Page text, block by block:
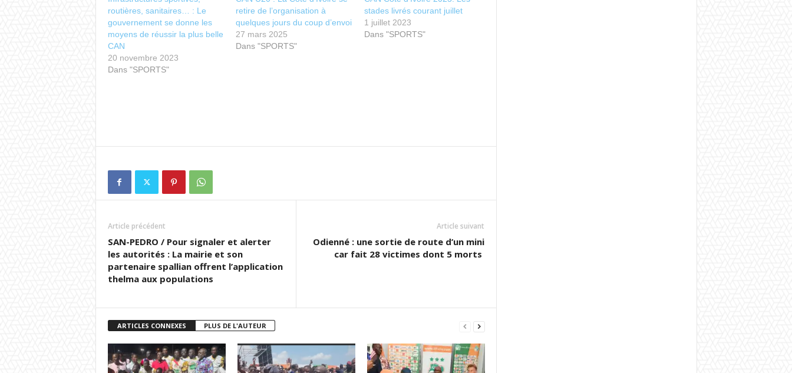
routières, sanitaires… : Le
gouvernement se donne les
moyens de réussir la plus belle
CAN
20 novembre 2023
Dans "SPORTS"
retire de l’organisation à
quelques jours du coup d’envoi
27 mars 2025
Dans "SPORTS"
stades livrés courant juillet
1 juillet 2023
Dans "SPORTS"
Article précédent
SAN-PEDRO / Pour signaler et alerter
les autorités : La mairie et son
partenaire spallian offrent l’application
thelma aux populations
Article suivant
Odienné : une sortie de route d’un mini
car fait 28 victimes dont 5 morts
ARTICLES CONNEXES PLUS DE L'AUTEUR